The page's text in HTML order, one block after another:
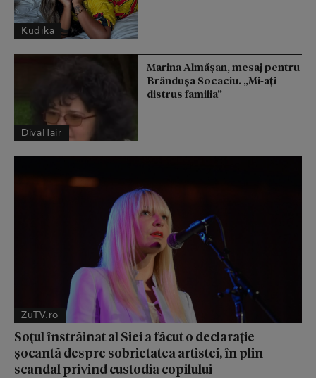
Kudika
DivaHair
Marina Almășan, mesaj pentru
Brândușa Socaciu. „Mi-ați
distrus familia”
ZuTV.ro
Soțul înstrăinat al Siei a făcut o declarație
șocantă despre sobrietatea artistei, în plin
scandal privind custodia copilului